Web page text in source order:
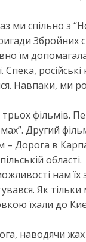
ми спільно з
Збройних
їм
Навпаки, ми
фільмів.
Другий
– Дорога в
області.
нам їх
Як
їхали до
наводячи